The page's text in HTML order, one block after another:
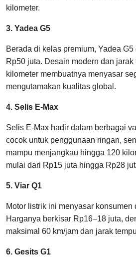
kilometer.
3. Yadea G5
Berada di kelas premium, Yadea
Rp50 juta. Desain modern dan
kilometer membuatnya menyasar
mengutamakan kualitas global.
4. Selis E-Max
Selis E-Max hadir dalam berbagai
cocok untuk penggunaan ringan,
mampu menjangkau hingga 120
mulai dari Rp15 juta hingga Rp28
5. Viar Q1
Motor listrik ini menyasar konsumen
Harganya berkisar Rp16–18 juta,
maksimal 60 km/jam dan jarak
6. Gesits G1